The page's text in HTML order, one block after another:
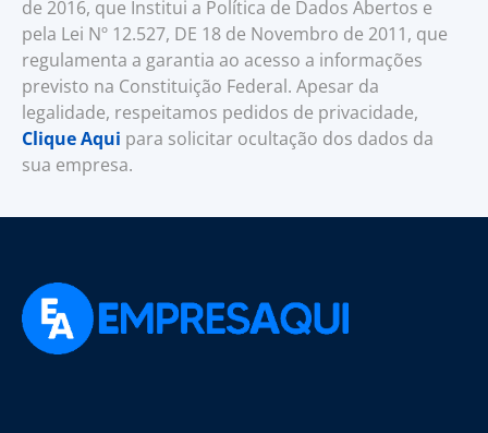
de 2016, que Institui a Política de Dados Abertos e
pela Lei Nº 12.527, DE 18 de Novembro de 2011, que
regulamenta a garantia ao acesso a informações
previsto na Constituição Federal. Apesar da
legalidade, respeitamos pedidos de privacidade,
Clique Aqui para solicitar ocultação dos dados da
sua empresa.